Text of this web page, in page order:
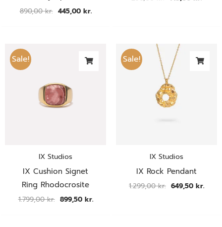
890,00kr. 445,00 kr.
Sale!
IX Studios
IX Cushion Signet
Ring Rhodocrosite
1.799,00kr.
oprindelige
1.799,00 kr..
899,50 kr.
aktuelle
pris
Sale!
IX Studios
IX Rock Pendant
1.299,00kr.
Den
oprindelige
pris
var:
1.299,00 kr..
649,50 kr.